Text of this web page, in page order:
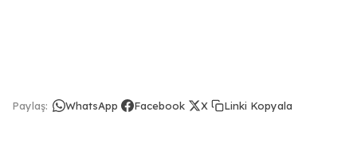
Paylaş: WhatsApp Facebook X Linki Kopyala